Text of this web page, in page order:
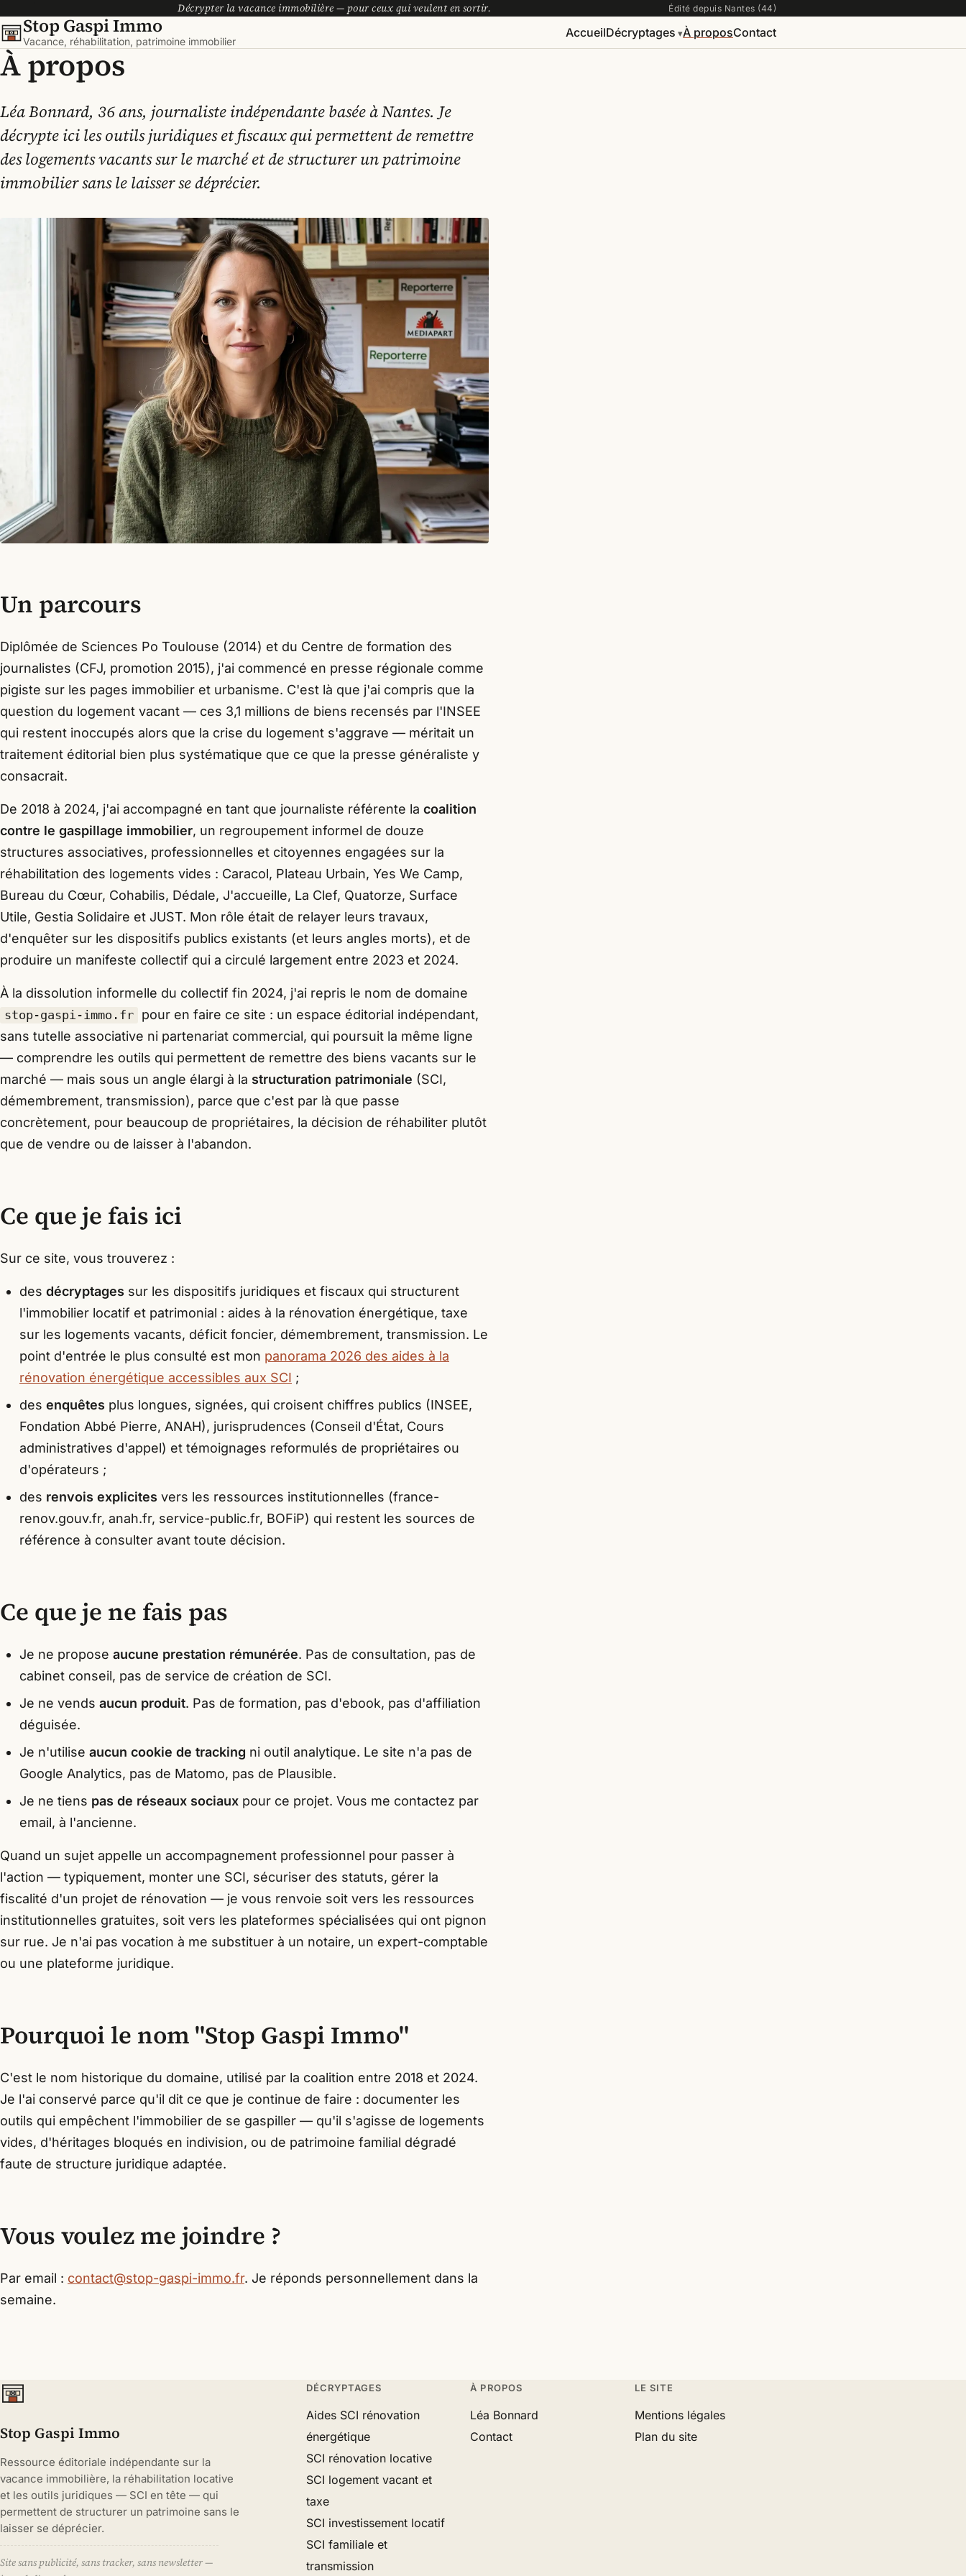
Décrypter la vacance immobilière — pour ceux qui veulent en sortir. Édité depuis Nantes (44)
Stop Gaspi Immo
Vacance, réhabilitation, patrimoine immobilier
AccueilDécryptages À proposContact
À propos
Léa Bonnard, 36 ans, journaliste indépendante basée à Nantes. Je
décrypte ici les outils juridiques et fiscaux qui permettent de remettre
des logements vacants sur le marché et de structurer un patrimoine
immobilier sans le laisser se déprécier.
Un parcours
Diplômée de Sciences Po Toulouse (2014) et du Centre de formation des
journalistes (CFJ, promotion 2015), j'ai commencé en presse régionale comme
pigiste sur les pages immobilier et urbanisme. C'est là que j'ai compris que la
question du logement vacant — ces 3,1 millions de biens recensés par l'INSEE
qui restent inoccupés alors que la crise du logement s'aggrave — méritait un
traitement éditorial bien plus systématique que ce que la presse généraliste y
consacrait.
De 2018 à 2024, j'ai accompagné en tant que journaliste référente la coalition
contre le gaspillage immobilier, un regroupement informel de douze
structures associatives, professionnelles et citoyennes engagées sur la
réhabilitation des logements vides : Caracol, Plateau Urbain, Yes We Camp,
Bureau du Cœur, Cohabilis, Dédale, J'accueille, La Clef, Quatorze, Surface
Utile, Gestia Solidaire et JUST. Mon rôle était de relayer leurs travaux,
d'enquêter sur les dispositifs publics existants (et leurs angles morts), et de
produire un manifeste collectif qui a circulé largement entre 2023 et 2024.
À la dissolution informelle du collectif fin 2024, j'ai repris le nom de domaine
stop-gaspi-immo.fr
pour en faire ce site : un espace éditorial indépendant,
sans tutelle associative ni partenariat commercial, qui poursuit la même ligne
— comprendre les outils qui permettent de remettre des biens vacants sur le
marché — mais sous un angle élargi à la structuration patrimoniale (SCI,
démembrement, transmission), parce que c'est par là que passe
concrètement, pour beaucoup de propriétaires, la décision de réhabiliter plutôt
que de vendre ou de laisser à l'abandon.
Ce que je fais ici
Sur ce site, vous trouverez :
des décryptages sur les dispositifs juridiques et fiscaux qui structurent
l'immobilier locatif et patrimonial : aides à la rénovation énergétique, taxe
sur les logements vacants, déficit foncier, démembrement, transmission. Le
point d'entrée le plus consulté est mon panorama 2026 des aides à la
rénovation énergétique accessibles aux SCI ;
des enquêtes plus longues, signées, qui croisent chiffres publics (INSEE,
Fondation Abbé Pierre, ANAH), jurisprudences (Conseil d'État, Cours
administratives d'appel) et témoignages reformulés de propriétaires ou
d'opérateurs ;
des renvois explicites vers les ressources institutionnelles (france-
renov.gouv.fr, anah.fr, service-public.fr, BOFiP) qui restent les sources de
référence à consulter avant toute décision.
Ce que je ne fais pas
Je ne propose aucune prestation rémunérée. Pas de consultation, pas de
cabinet conseil, pas de service de création de SCI.
Je ne vends aucun produit. Pas de formation, pas d'ebook, pas d'affiliation
déguisée.
Je n'utilise aucun cookie de tracking ni outil analytique. Le site n'a pas de
Google Analytics, pas de Matomo, pas de Plausible.
Je ne tiens pas de réseaux sociaux pour ce projet. Vous me contactez par
email, à l'ancienne.
Quand un sujet appelle un accompagnement professionnel pour passer à
l'action — typiquement, monter une SCI, sécuriser des statuts, gérer la
fiscalité d'un projet de rénovation — je vous renvoie soit vers les ressources
institutionnelles gratuites, soit vers les plateformes spécialisées qui ont pignon
sur rue. Je n'ai pas vocation à me substituer à un notaire, un expert-comptable
ou une plateforme juridique.
Pourquoi le nom "Stop Gaspi Immo"
C'est le nom historique du domaine, utilisé par la coalition entre 2018 et 2024.
Je l'ai conservé parce qu'il dit ce que je continue de faire : documenter les
outils qui empêchent l'immobilier de se gaspiller — qu'il s'agisse de logements
vides, d'héritages bloqués en indivision, ou de patrimoine familial dégradé
faute de structure juridique adaptée.
Vous voulez me joindre ?
Par email : contact@stop-gaspi-immo.fr. Je réponds personnellement dans la
semaine.
Stop Gaspi Immo
Ressource éditoriale indépendante sur la
vacance immobilière, la réhabilitation locative
et les outils juridiques — SCI en tête — qui
permettent de structurer un patrimoine sans le
laisser se déprécier.
Site sans publicité, sans tracker, sans newsletter —
DÉCRYPTAGES
Aides SCI rénovation
énergétique
SCI rénovation locative
SCI logement vacant et
taxe
SCI investissement locatif
SCI familiale et
transmission
À PROPOS
Léa Bonnard
Contact
LE SITE
Mentions légales
Plan du site